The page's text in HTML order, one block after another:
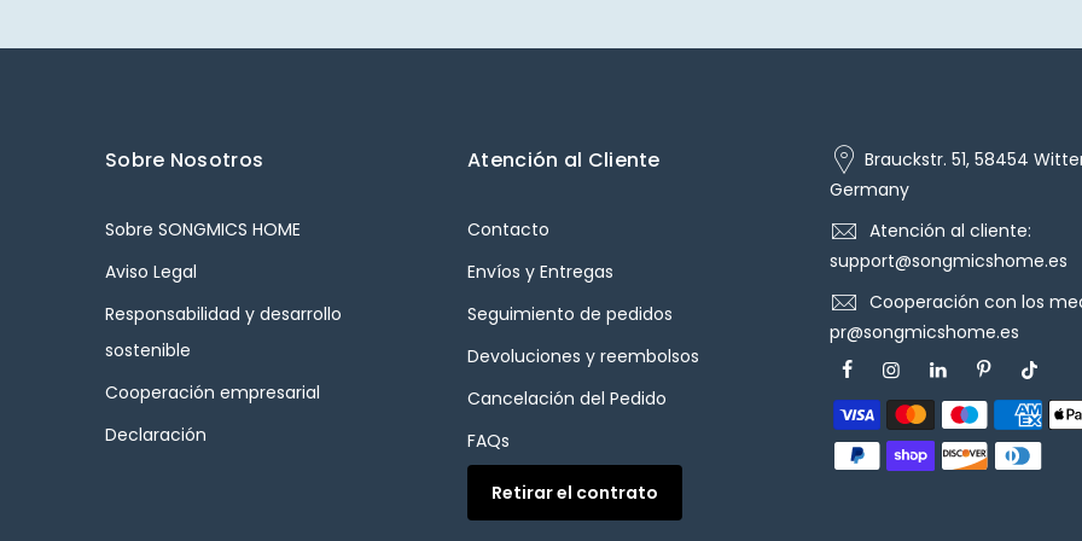
Sobre Nosotros
Sobre SONGMICS HOME
Aviso Legal
Responsabilidad y desarrollo
sostenible
Cooperación empresarial
Declaración
Atención al Cliente
Contacto
Envíos y Entregas
Seguimiento de pedidos
Devoluciones y reembolsos
Cancelación del Pedido
FAQs
Retirar el contrato
Brauckstr. 51, 58454
Germany
Atención al cliente:
support@songmicshome.es
Cooperación con los
pr@songmicshome.es